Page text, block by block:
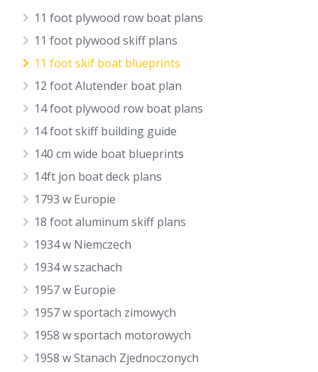
11 foot plywood row boat plans
11 foot plywood skiff plans
11 foot skif boat blueprints
12 foot Alutender boat plan
14 foot plywood row boat plans
14 foot skiff building guide
140 cm wide boat blueprints
14ft jon boat deck plans
1793 w Europie
18 foot aluminum skiff plans
1934 w Niemczech
1934 w szachach
1957 w Europie
1957 w sportach zimowych
1958 w sportach motorowych
1958 w Stanach Zjednoczonych